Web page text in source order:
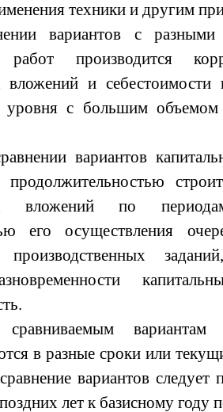
техники и другим
вариантов с разными
производится
вложений и
с большим объемом
вариантов
продолжительностью
вложений по
его осуществления
производственных
вариантам
в разные сроки или
вариантов следует
поздних лет к базисному году